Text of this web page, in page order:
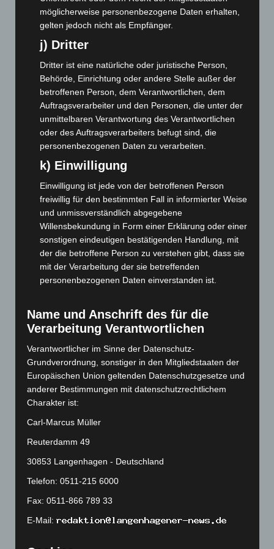
September 2024 (112)
August 2024(107)
Juli 2024(89)
Juni 2024
(107)
Mai 2024(149)
April 2024(102)
März 2024(103)
Februar 2024(103)
Januar 2024(111)
Dezember 2023(130)
November 2023 (130)
Oktober 2023 (114)
September 2023(133)
August 2023(134)
Juli 2023 (118)
Juni 2023(142)
April 2023 (155)
März 2023(174)
Februar 2023(154)
Januar 2023(140)
Dezember 2022(130)
November 2022
Oktober 2022 (166)
September 2022(205)
August 2022(166)
Juli 2022(133)
Juni 2022(167)
Mai 2022(177)
möglicherweise personenbezogene Daten erhalten,
gelten jedoch nicht als Empfänger.
j) Dritter
Dritter ist eine natürliche oder juristische Person,
Behörde, Einrichtung oder andere Stelle außer der
betroffenen Person, dem Verantwortlichen, dem
Auftragsverarbeiter und den Personen, die unter der
unmittelbaren Verantwortung des Verantwortlichen
oder des Auftragsverarbeiters befugt sind, die
personenbezogenen Daten zu verarbeiten.
k) Einwilligung
Einwilligung ist jede von der betroffenen Person
freiwillig für den bestimmten Fall in informierter Weise
und unmissverständlich abgegebene
Willensbekundung in Form einer Erklärung oder einer
sonstigen eindeutigen bestätigenden Handlung, mit
der die betroffene Person zu verstehen gibt, dass sie
mit der Verarbeitung der sie betreffenden
personenbezogenen Daten einverstanden ist.
Name und Anschrift des für die
Verarbeitung Verantwortlichen
Verantwortlicher im Sinne der Datenschutz-
Grundverordnung, sonstiger in den Mitgliedstaaten der
Europäischen Union geltenden Datenschutzgesetze und
anderer Bestimmungen mit datenschutzrechtlichem
Charakter ist:
Carl-Marcus Müller
Reuterdamm 49
30853 Langenhagen - Deutschland
Telefon: 0511-215 6000
Fax: 0511-866 789 33
E-Mail: